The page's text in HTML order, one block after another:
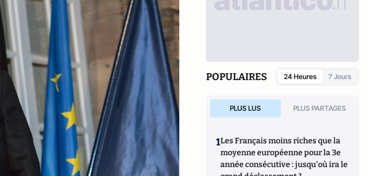
POPULAIRES 24 Heures 7 Jours
PLUS LUS PLUS PARTAGES
1Les Français moins riches que la
moyenne européenne pour la 3e
année consécutive : jusqu'où ira le